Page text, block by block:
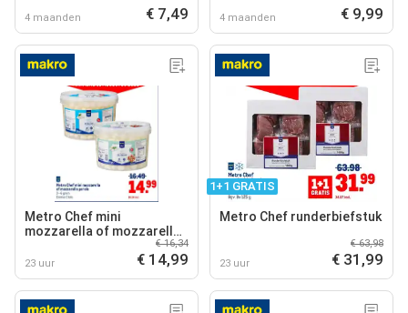
4 maanden € 7,49 4 maanden € 9,99
Metro Chef mini
mozzarella of mozzarella
23 uur
€ 16,34
€ 14,99
1+1 GRATIS
Metro Chef runderbiefstuk
23 uur
€ 63,98
€ 31,99